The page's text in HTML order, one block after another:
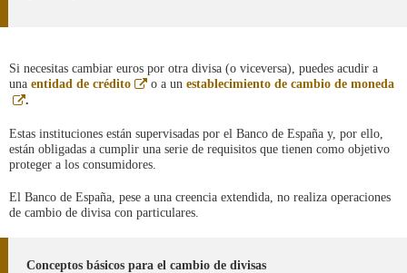
Si necesitas cambiar euros por otra divisa (o viceversa), puedes acudir a
una entidad de crédito
Abre
o a un establecimiento de cambio de moneda
Abre
nueva
.
Estas instituciones están supervisadas por el Banco de España y, por ello,
están obligadas a cumplir una serie de requisitos que tienen como objetivo
proteger a los consumidores.
El Banco de España, pese a una creencia extendida, no realiza operaciones
de cambio de divisa con particulares.
Conceptos básicos para el cambio de divisas